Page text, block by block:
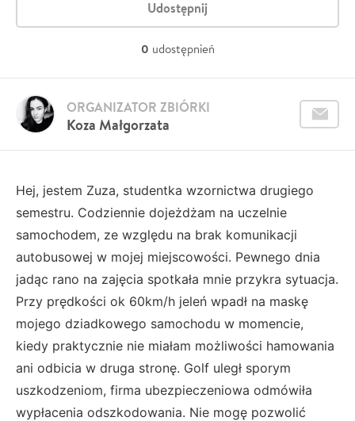
Udostępnij
0 udostępnień
Koza Małgorzata
ORGANIZATOR ZBIÓRKI
Hej, jestem Zuza, studentka wzornictwa drugiego
semestru. Codziennie dojeżdżam na uczelnie
samochodem, ze względu na brak komunikacji
autobusowej w mojej miejscowości. Pewnego dnia
jadąc rano na zajęcia spotkała mnie przykra sytuacja.
Przy prędkości ok 60km/h jeleń wpadł na maskę
mojego dziadkowego samochodu w momencie,
kiedy praktycznie nie miałam możliwości hamowania
ani odbicia w druga stronę. Golf uległ sporym
uszkodzeniom, firma ubezpieczeniowa odmówiła
wypłacenia odszkodowania. Nie mogę pozwolić